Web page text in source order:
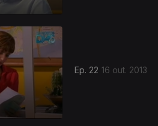
Ep. 22 16 out. 2013